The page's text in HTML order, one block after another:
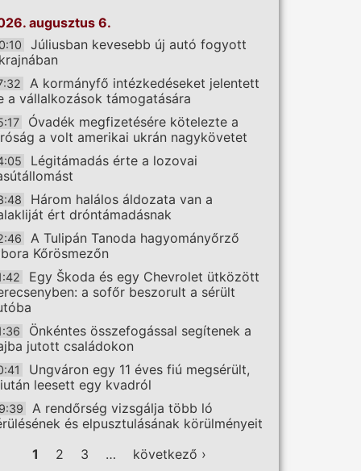
augusztus 6.
Júliusban kevesebb új autó fogyott
A kormányfő intézkedéseket jelentett
a vállalkozások támogatására
Óvadék megfizetésére kötelezte a
a volt amerikai ukrán nagykövetet
Légitámadás érte a lozovai
Három halálos áldozata van a
ért dróntámadásnak
A Tulipán Tanoda hagyományőrző
Kőrösmezőn
Egy Škoda és egy Chevrolet ütközött
a sofőr beszorult a sérült
Önkéntes összefogással segítenek a
jutott családokon
Ungváron egy 11 éves fiú megsérült,
leesett egy kvadról
A rendőrség vizsgálja több ló
és elpusztulásának körülményeit
Oldalak
1 2 3 … következő ›